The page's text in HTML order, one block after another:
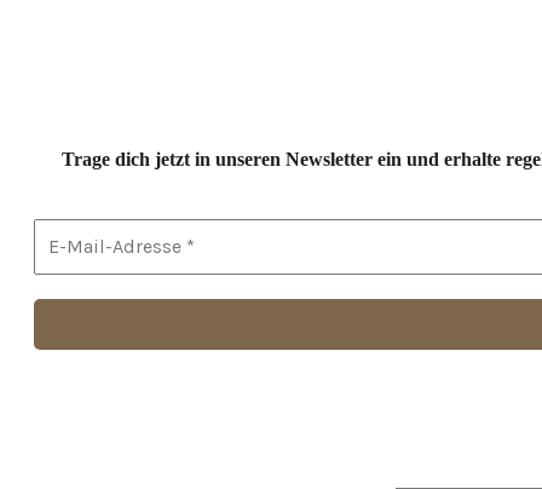
Trage dich jetzt in unseren Newsletter ein und erhalte